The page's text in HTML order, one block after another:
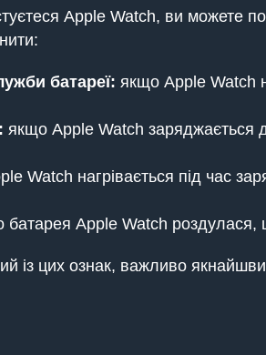
Apple Watch, ви можете
батареї: якщо Apple Watch
якщо Apple Watch заряджається
Watch нагрівається під час
батарея Apple Watch роздулася,
із цих ознак, важливо